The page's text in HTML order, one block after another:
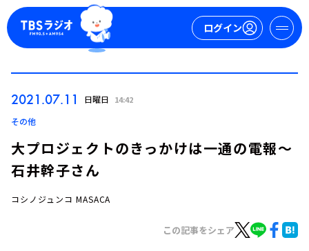
ログイン
2021.07.11 日曜日 14:42
その他
大プロジェクトのきっかけは一通の電報～
石井幹子さん
コシノジュンコ MASACA
この記事をシェア